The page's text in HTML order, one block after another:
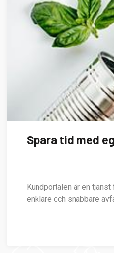
Spara tid med
Kundportalen är en tjänst
enklare och snabbare